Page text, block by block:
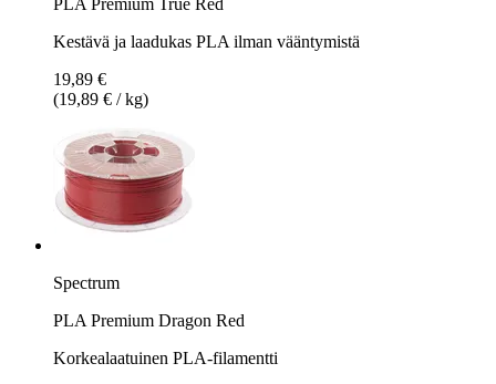
Kestävä ja laadukas PLA ilman vääntymistä
19,89 €
(19,89 € / kg)
Spectrum
PLA Premium Dragon Red
Korkealaatuinen PLA-filamentti